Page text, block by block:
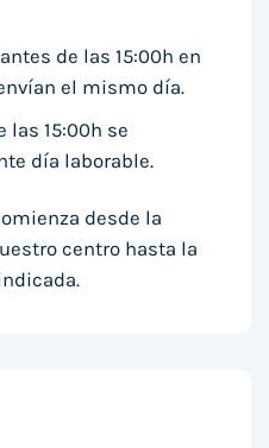
de las 15:00h en
el mismo día.
las 15:00h se
día laborable.
desde la
centro hasta la